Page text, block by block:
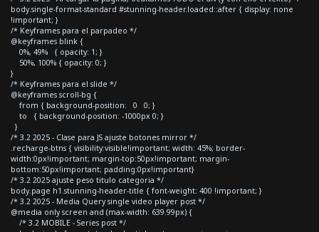
body.single-format-standard #stunning-header.loaded::after { display: none
!important; }
/* Keyframes para el parpadeo */
@keyframes blink {
0%, 49% { opacity: 1; }
50%, 100% { opacity: 0; }
}
/* Keyframes para el slide */
@keyframes scroll-bg {
from { background-position: 0 0; }
to { background-position: -1000px 0; }
}
/* 3.2 2025 - Clase para JS ajuste botones mirror */
.recharge-btns { visibility:visible!important; width: 45%; border-
width:0px!important; margin-top:50px!important; margin-
bottom:50px!important; padding:0px!important}
/* 3.2 2025 ajuste peso titulo categoria */
body.page h1.stunning-header-title { font-weight: 400 !important; }
/* 3.2 2025 - Media Query single video player post */
@media only screen and (max-width: 639.99px) {
/* 3.2 MOBILE - Series post */